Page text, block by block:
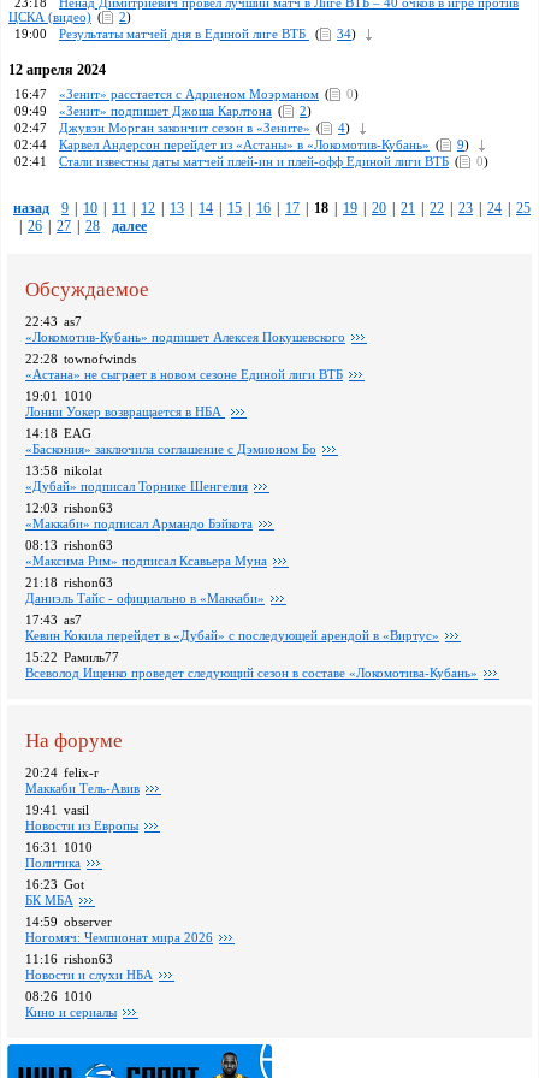
ЦСКА (видео) ( 2)
19:00
Результаты матчей дня в Единой лиге ВТБ ( 34)
12 апреля 2024
16:47 «Зенит» расстается с Адриеном Моэрманом ( 0)
09:49
«Зенит» подпишет Джоша Карлтона ( 2)
02:47
Джувэн Морган закончит сезон в «Зените» ( 4)
02:44
Карвел Андерсон перейдет из «Астаны» в «Локомотив-Кубань» ( 9)
02:41
Стали известны даты матчей плей-ин и плей-офф Единой лиги ВТБ ( 0)
назад 9 10 11 12 13 14 15 16 17 18 19 20 21 22 23 24
25
26 27 28 далее
Обсуждаемое
22:43 as7
«Локомотив-Кубань» подпишет Алексея Покушевского
22:28 townofwinds
«Астана» не сыграет в новом сезоне Единой лиги ВТБ
19:01
1010
Лонни Уокер возвращается в НБА
14:18 EAG
«Баскония» заключила соглашение с Дэмионом Бо
13:58 nikolat
«Дубай» подписал Торнике Шенгелия
12:03 rishon63
«Маккаби» подписал Армандо Бэйкота
08:13 rishon63
«Максима Рим» подписал Ксавьера Муна
21:18 rishon63
Даниэль Тайс - официально в «Маккаби»
17:43 as7
Кевин Кокила перейдет в «Дубай» с последующей арендой в «Виртус»
15:22 Рамиль77
Всеволод Ищенко проведет следующий сезон в составе «Локомотива-Кубань»
На форуме
20:24 felix-r
Маккаби Тель-Авив
19:41 vasil
Новости из Европы
16:31
1010
Политика
16:23 Got
БК МБА
14:59 observer
Ногомяч: Чемпионат мира 2026
11:16 rishon63
Новости и слухи НБА
08:26 1010
Кино и сериалы